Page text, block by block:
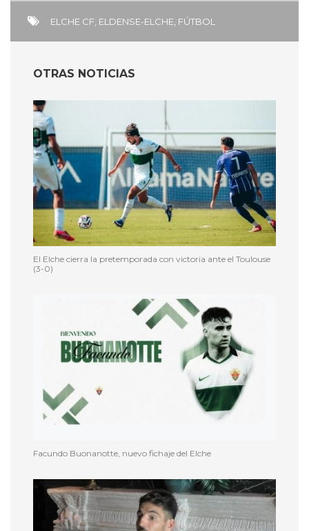
ELCHE CF ELDENSE-ELCHE FÚTBOL
OTRAS NOTICIAS
El Elche cierra la pretemporada con victoria ante el Toulouse
(3-0)
Facundo Buonanotte, nuevo fichaje del Elche